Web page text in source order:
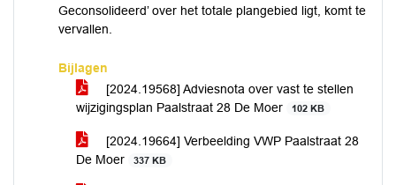
Geconsolideerd’ over het totale plangebied ligt, komt te
vervallen.
Bijlagen
[2024.19568] Adviesnota over vast te stellen
wijzigingsplan Paalstraat 28 De Moer
102 KB
[2024.19664] Verbeelding VWP Paalstraat 28
De Moer
337 KB